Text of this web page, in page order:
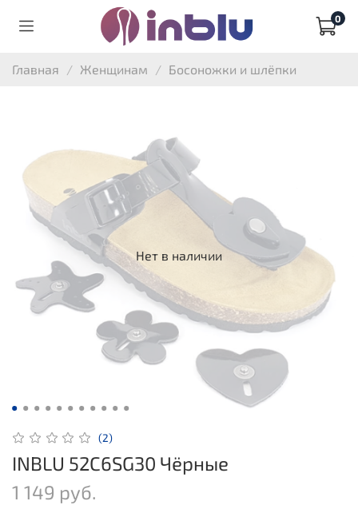
0
Главная Женщинам Босоножки и шлёпки
Нет в наличии
(2)
INBLU 52C6SG30 Чёрные
1 149 руб.